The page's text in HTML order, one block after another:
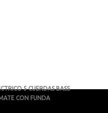
5 CUERDAS BASS
CON FUNDA